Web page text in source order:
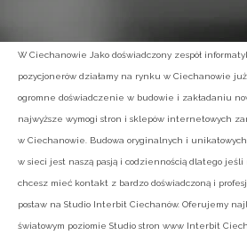
W Ciechanowie Jako doświadczony zespół
pozycjonerów działamy na rynku w Ciechanowie już
ogromne doświadczenie w budowie i zakładaniu
najwyższe wymogi stron i sklepów internetowych
w Ciechanowie. Budowa oryginalnych i
w sieci jest naszą pasją i codziennością dlatego
chcesz mieć kontakt z bardzo doświadczoną i
postaw na Studio Interbit Ciechanów. Oferujemy
światowym poziomie Studio stron www Interbit